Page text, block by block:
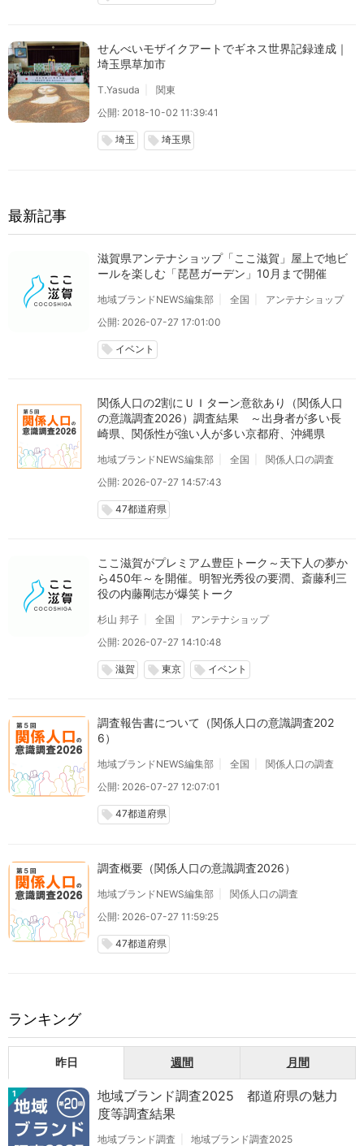
せんべいモザイクアートでギネス世界記録達成｜
埼玉県草加市
T.Yasuda
関東
公開: 2018-10-02 11:39:41
local_offer 埼玉 local_offer 埼玉県
最新記事
滋賀県アンテナショップ「ここ滋賀」屋上で地ビ
ールを楽しむ「琵琶ガーデン」10月まで開催
地域ブランドNEWS編集部 全国
アンテナショップ
公開: 2026-07-27 17:01:00
local_offer イベント
関係人口の2割にＵＩターン意欲あり（関係人口
の意識調査2026）調査結果 ～出身者が多い長
崎県、関係性が強い人が多い京都府、沖縄県
地域ブランドNEWS編集部 全国
関係人口の調査
公開: 2026-07-27 14:57:43
local_offer 47都道府県
ここ滋賀がプレミアム豊臣トーク～天下人の夢か
ら450年～を開催。明智光秀役の要潤、斎藤利三
役の内藤剛志が爆笑トーク
杉山 邦子 全国
アンテナショップ
公開: 2026-07-27 14:10:48
local_offer 滋賀 local_offer 東京 local_offer イベント
調査報告書について（関係人口の意識調査202
6）
地域ブランドNEWS編集部 全国
関係人口の調査
公開: 2026-07-27 12:07:01
local_offer 47都道府県
調査概要（関係人口の意識調査2026）
地域ブランドNEWS編集部
関係人口の調査
公開: 2026-07-27 11:59:25
local_offer 47都道府県
ランキング
昨日 週間 月間
1
地域ブランド調査2025 都道府県の魅力
度等調査結果
地域ブランド調査 地域ブランド調査2025